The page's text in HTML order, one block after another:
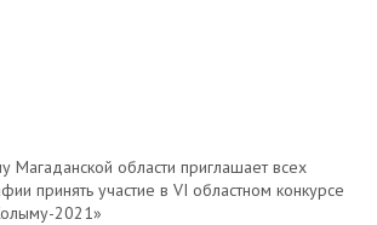
Магаданской области приглашает всех
принять участие в VI областном конкурсе
2021»